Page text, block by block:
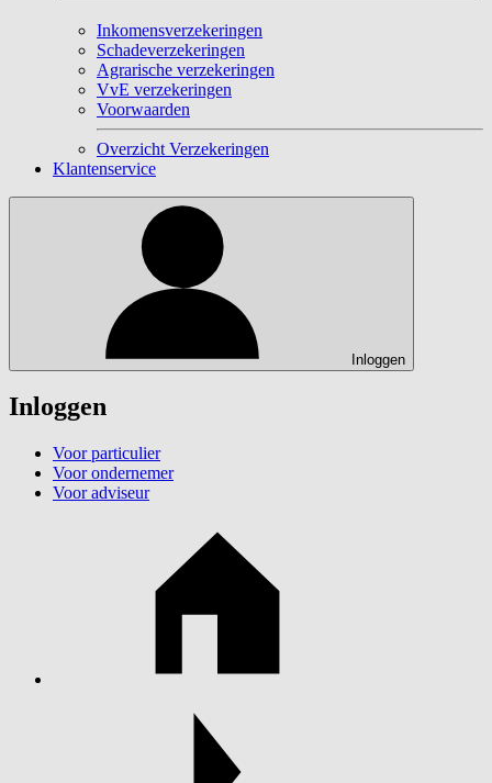
Inkomensverzekeringen
Schadeverzekeringen
Agrarische verzekeringen
VvE verzekeringen
Voorwaarden
Overzicht Verzekeringen
Klantenservice
Inloggen
Inloggen
Voor particulier
Voor ondernemer
Voor adviseur